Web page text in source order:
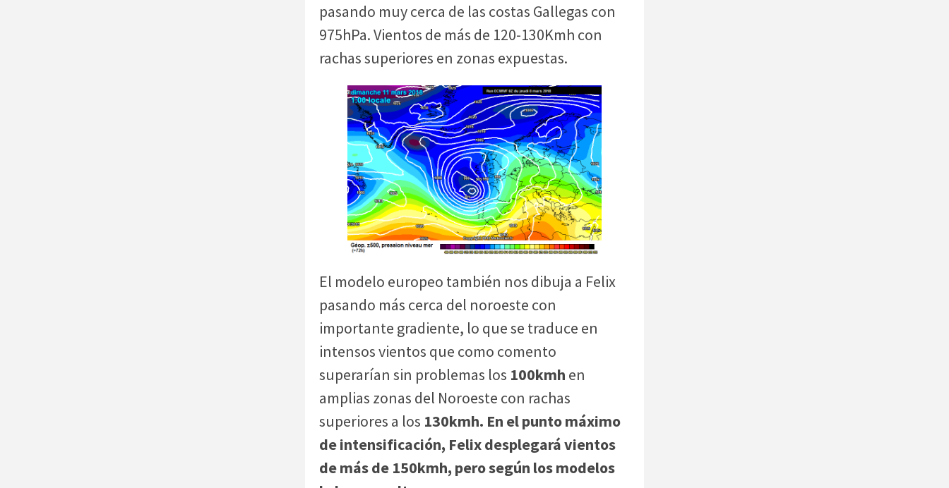
pasando muy cerca de las costas Gallegas con
975hPa. Vientos de más de 120-130Kmh con
rachas superiores en zonas expuestas.
El modelo europeo también nos dibuja a Felix
pasando más cerca del noroeste con
importante gradiente, lo que se traduce en
intensos vientos que como comento
superarían sin problemas los 100kmh en
amplias zonas del Noroeste con rachas
superiores a los 130kmh. En el punto máximo
de intensificación, Felix desplegará vientos
de más de 150kmh, pero según los modelos